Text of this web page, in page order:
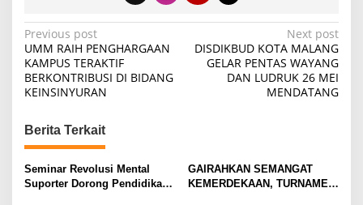
P
o
s
n
a
v
Previous post
UMM RAIH PENGHARGAAN
KAMPUS TERAKTIF
BERKONTRIBUSI DI BIDANG
KEINSINYURAN
Next post
DISDIKBUD KOTA MALANG
GELAR PENTAS WAYANG
DAN LUDRUK 26 MEI
MENDATANG
Berita Terkait
Seminar Revolusi Mental
Suporter Dorong Pendidikan
GAIRAHKAN SEMANGAT
KEMERDEKAAN, TURNAMEN